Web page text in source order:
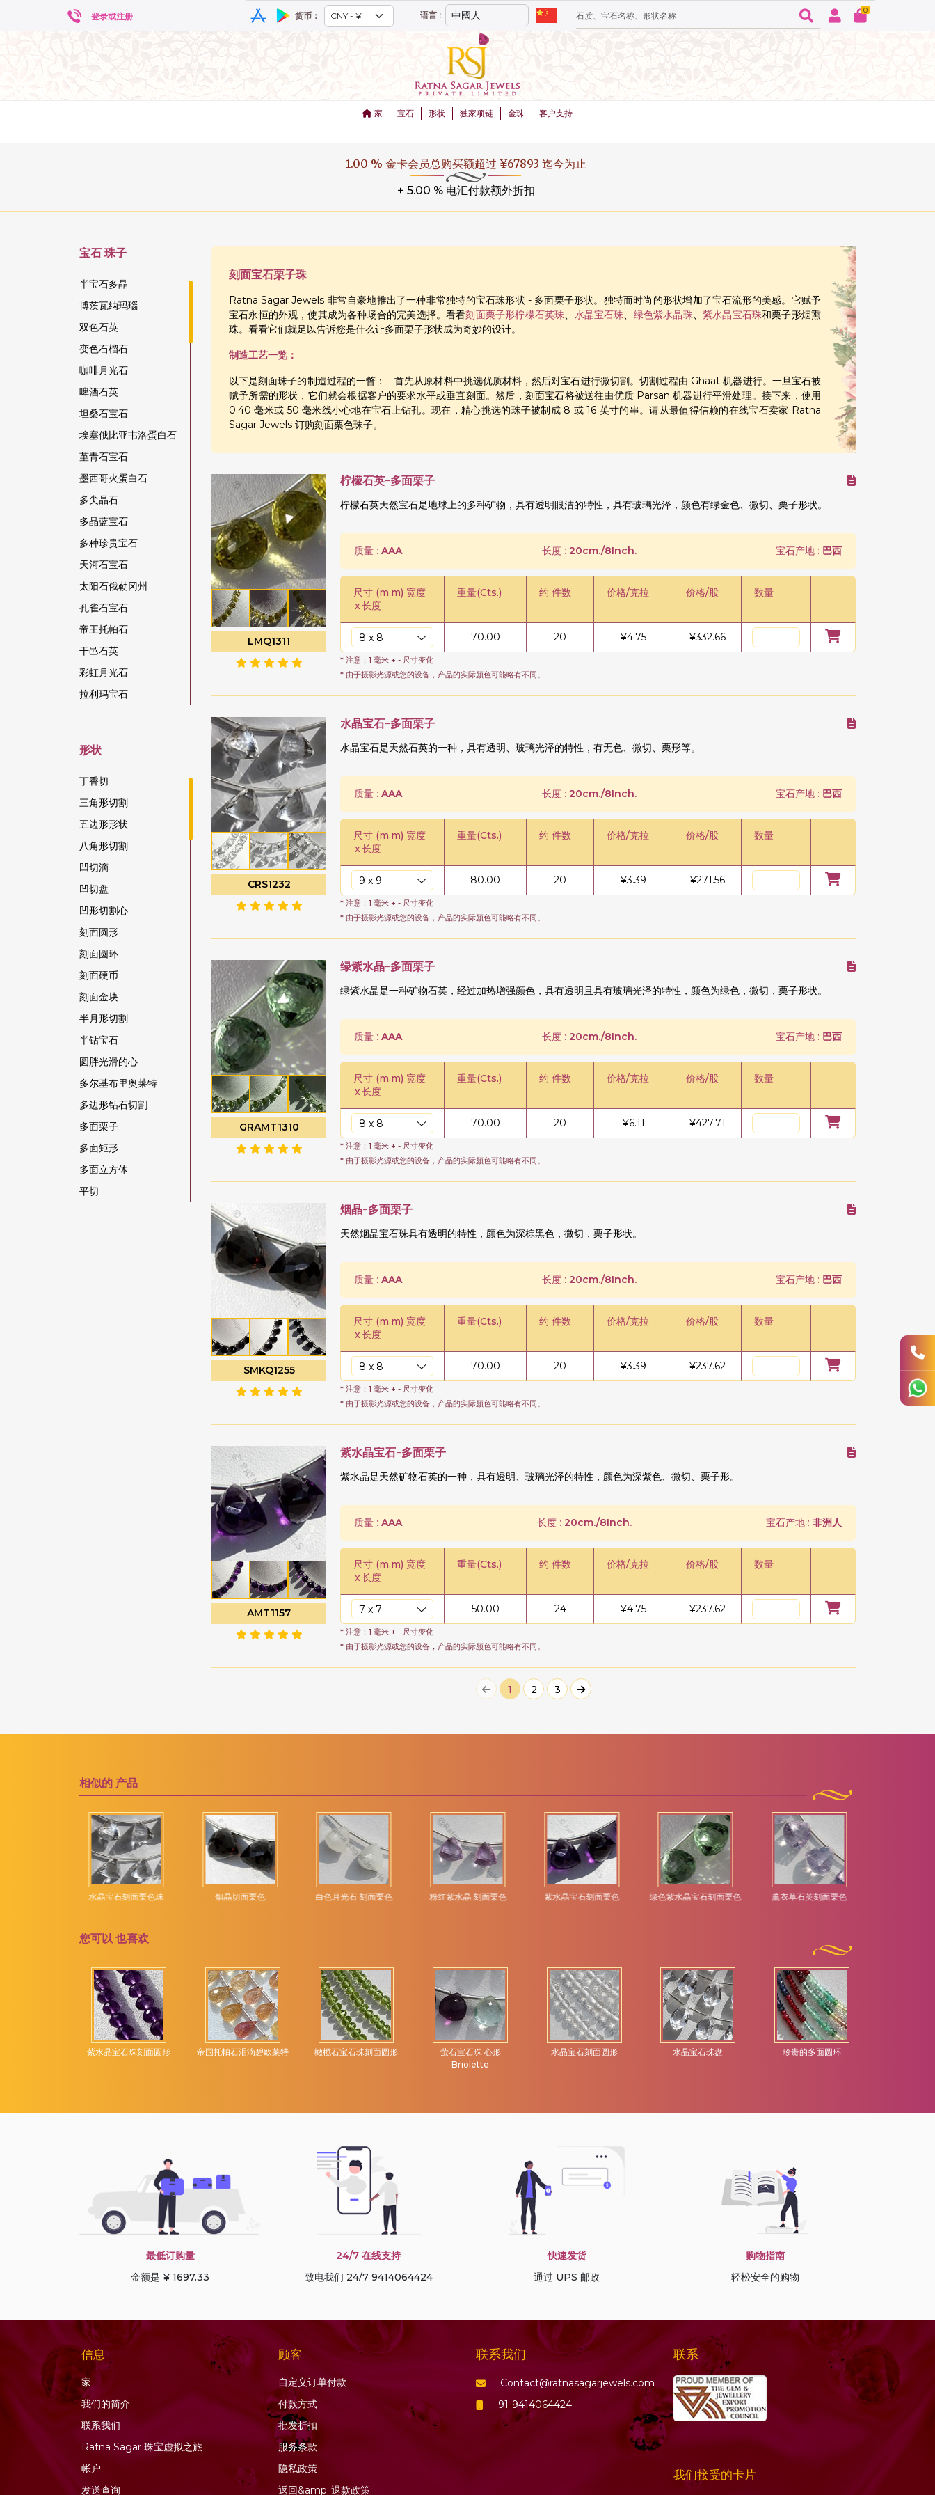
登录或注册 货币： 语言 : 0
家 宝石 形状 独家项链 金珠 客户支持
1.00 % 金卡会员总购买额超过 ¥67893 迄今为止
+ 5.00 % 电汇付款额外折扣
宝石 珠子
半宝石多晶
博茨瓦纳玛瑙
双色石英
变色石榴石
咖啡月光石
啤酒石英
坦桑石宝石
埃塞俄比亚韦洛蛋白石
堇青石宝石
墨西哥火蛋白石
多尖晶石
多晶蓝宝石
多种珍贵宝石
天河石宝石
太阳石俄勒冈州
孔雀石宝石
帝王托帕石
干邑石英
彩虹月光石
拉利玛宝石
方柱石宝石
方钠石宝石
日光石宝石
松吉亚蓝宝石
柑橘石榴石
染色红宝石
柠檬石英
桃色月光石
棕锆石
橄榄石宝石
橄榄石英
橙色月光石
水晶宝石
沙弗莱石宝石
海军蓝玉髓
海蓝宝石
海蓝玉髓
灰色月光石
烟晶
猫眼方柱石
玉髓宝石
红榴石石榴石
红玉髓宝石
红色尖晶石
红锰矿
维苏威石宝石
绿松石宝石
绿玛瑙
绿紫水晶
绿色磷灰石
绿色苔藓石英
绿色蓝晶石
绿草莓石英
蓝色托帕石
软玉宝石
金发晶石英
金色月光石
钙铝榴石
钻石珠
铜蓝宝石
铜金红石石英
铬透辉石
形状
丁香切
三角形切割
五边形形状
八角形切割
凹切滴
凹切盘
凹形切割心
刻面圆形
刻面圆环
刻面硬币
刻面金块
半月形切割
半钻宝石
圆胖光滑的心
多尔基布里奥莱特
多边形钻石切割
多面栗子
多面矩形
多面立方体
平切
雕刻的心
雕刻金块
雕叶
雕花扁梨
露滴布里奥莱特
刻面宝石栗子珠
Ratna Sagar Jewels 非常自豪地推出了一种非常独特的宝石珠形状 - 多面栗子形状。独特而时尚的形状增加了宝石流形的美感。它赋予
宝石永恒的外观，使其成为各种场合的完美选择。看看刻面栗子形柠檬石英珠、 水晶宝石珠、 绿色紫水晶珠、 紫水晶宝石珠和栗子形烟熏
珠。看看它们就足以告诉您是什么让多面栗子形状成为奇妙的设计。
制造工艺一览：
以下是刻面珠子的制造过程的一瞥： - 首先从原材料中挑选优质材料，然后对宝石进行微切割。切割过程由 Ghaat 机器进行。一旦宝石被
赋予所需的形状，它们就会根据客户的要求水平或垂直刻面。然后，刻面宝石将被送往由优质 Parsan 机器进行平滑处理。接下来，使用
0.40 毫米或 50 毫米线小心地在宝石上钻孔。现在，精心挑选的珠子被制成 8 或 16 英寸的串。请从最值得信赖的在线宝石卖家 Ratna
Sagar Jewels 订购刻面栗色珠子。
LMQ1311
柠檬石英-多面栗子
柠檬石英天然宝石是地球上的多种矿物，具有透明眼洁的特性，具有玻璃光泽，颜色有绿金色、微切、栗子形状。
质量 : AAA 长度 : 20cm./8Inch. 宝石产地 : 巴西
尺寸 (m.m) 宽度
x长度
重量(Cts.) 约 件数 价格/克拉 价格/股 数量
70.00 20 ¥4.75 ¥332.66
* 注意：1 毫米 + - 尺寸变化
* 由于摄影光源或您的设备，产品的实际颜色可能略有不同。
CRS1232
水晶宝石-多面栗子
水晶宝石是天然石英的一种，具有透明、玻璃光泽的特性，有无色、微切、栗形等。
质量 : AAA 长度 : 20cm./8Inch. 宝石产地 : 巴西
尺寸 (m.m) 宽度
x长度
重量(Cts.) 约 件数 价格/克拉 价格/股 数量
80.00 20 ¥3.39 ¥271.56
* 注意：1 毫米 + - 尺寸变化
* 由于摄影光源或您的设备，产品的实际颜色可能略有不同。
GRAMT1310
绿紫水晶-多面栗子
绿紫水晶是一种矿物石英，经过加热增强颜色，具有透明且具有玻璃光泽的特性，颜色为绿色，微切，栗子形状。
质量 : AAA 长度 : 20cm./8Inch. 宝石产地 : 巴西
尺寸 (m.m) 宽度
x长度
重量(Cts.) 约 件数 价格/克拉 价格/股 数量
70.00 20 ¥6.11 ¥427.71
* 注意：1 毫米 + - 尺寸变化
* 由于摄影光源或您的设备，产品的实际颜色可能略有不同。
SMKQ1255
烟晶-多面栗子
天然烟晶宝石珠具有透明的特性，颜色为深棕黑色，微切，栗子形状。
质量 : AAA 长度 : 20cm./8Inch. 宝石产地 : 巴西
尺寸 (m.m) 宽度
x长度
重量(Cts.) 约 件数 价格/克拉 价格/股 数量
70.00 20 ¥3.39 ¥237.62
* 注意：1 毫米 + - 尺寸变化
* 由于摄影光源或您的设备，产品的实际颜色可能略有不同。
AMT1157
紫水晶宝石-多面栗子
紫水晶是天然矿物石英的一种，具有透明、玻璃光泽的特性，颜色为深紫色、微切、栗子形。
质量 : AAA 长度 : 20cm./8Inch. 宝石产地 : 非洲人
尺寸 (m.m) 宽度
x长度
重量(Cts.) 约 件数 价格/克拉 价格/股 数量
50.00 24 ¥4.75 ¥237.62
* 注意：1 毫米 + - 尺寸变化
* 由于摄影光源或您的设备，产品的实际颜色可能略有不同。
1 2 3
相似的 产品
水晶宝石刻面栗色珠 烟晶切面栗色 白色月光石 刻面栗色 粉红紫水晶 刻面栗色 紫水晶宝石刻面栗色 绿色紫水晶宝石刻面栗色 薰衣草石英刻面栗色
您可以 也喜欢
紫水晶宝石珠刻面圆形 帝国托帕石泪滴碧欧莱特 橄榄石宝石珠刻面圆形
萤石宝石珠 心形
Briolette
水晶宝石刻面圆形 水晶宝石珠盘 珍贵的多面圆环
最低订购量
金额是 ¥ 1697.33
24/7 在线支持
致电我们 24/7 9414064424
快速发货
通过 UPS 邮政
购物指南
轻松安全的购物
信息
家
我们的简介
联系我们
Ratna Sagar 珠宝虚拟之旅
帐户
发送查询
顾客
自定义订单付款
付款方式
批发折扣
服务条款
隐私政策
返回&amp;;退款政策
联系我们
Contact@ratnasagarjewels.com
91-9414064424
联系
我们接受的卡片